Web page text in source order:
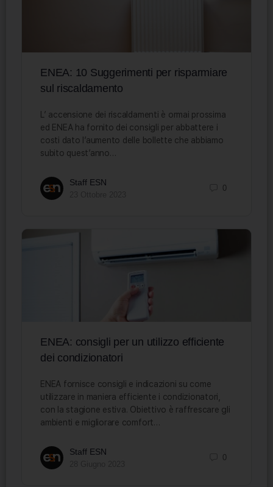
ENEA: 10 Suggerimenti per risparmiare
sul riscaldamento
L’ accensione dei riscaldamenti è ormai prossima
ed ENEA ha fornito dei consigli per abbattere i
costi dato l’aumento delle bollette che abbiamo
subito quest’anno…
Staff ESN
0
ENEA: consigli per un utilizzo efficiente
dei condizionatori
ENEA fornisce consigli e indicazioni su come
utilizzare in maniera efficiente i condizionatori,
con la stagione estiva. Obiettivo è raffrescare gli
ambienti e migliorare comfort…
Staff ESN
0